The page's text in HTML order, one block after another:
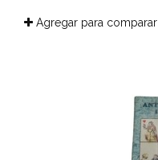
Agregar para comparar